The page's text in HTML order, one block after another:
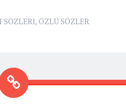
SÖZLERI, ÖZLÜ SÖZLER